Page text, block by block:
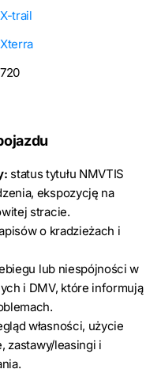
X-trail
Xterra
720
status tytułu NMVTIS
ekspozycję na
stracie.
o kradzieżach i
lub niespójności w
i DMV, które informują
własności, użycie
zastawy/leasingi i